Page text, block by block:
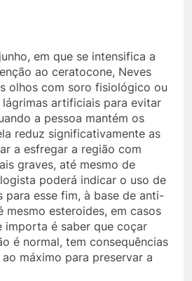
em que se intensifica a
ao ceratocone, Neves
olhos com soro fisiológico ou
artificiais para evitar
a pessoa mantém os
reduz significativamente as
a esfregar a região com
graves, até mesmo de
poderá indicar o uso de
esse fim, à base de anti-
mesmo esteroides, em casos
importa é saber que coçar
é normal, tem consequências
máximo para preservar a